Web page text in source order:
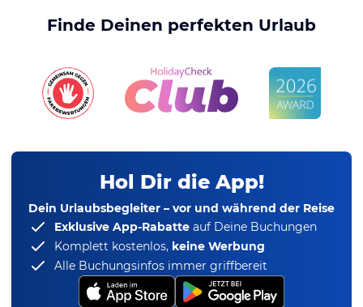
Finde Deinen perfekten Urlaub
Hol Dir die App!
Dein Urlaubsbegleiter – vor und während der Reise
Exklusive App-Rabatte auf Deine Buchungen
Komplett kostenlos, keine Werbung
Alle Buchungsinfos immer griffbereit